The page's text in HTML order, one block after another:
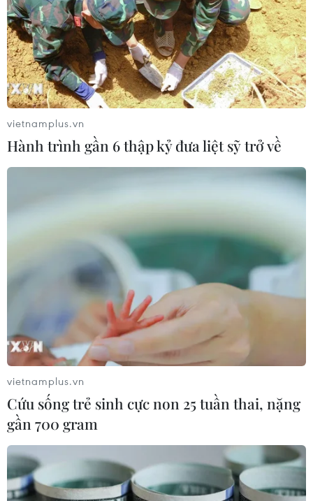
vietnamplus.vn
Hành trình gần 6 thập kỷ đưa liệt sỹ trở về
vietnamplus.vn
Cứu sống trẻ sinh cực non 25 tuần thai, nặng
gần 700 gram